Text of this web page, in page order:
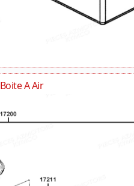
Boite A Air